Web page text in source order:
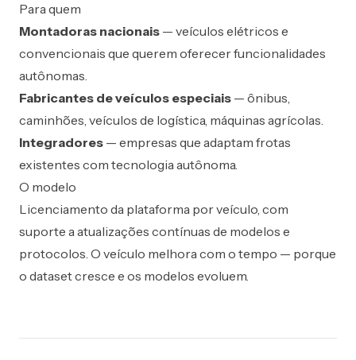
Para quem
Montadoras nacionais — veículos elétricos e
convencionais que querem oferecer funcionalidades
autônomas.
Fabricantes de veículos especiais — ônibus,
caminhões, veículos de logística, máquinas agrícolas.
Integradores — empresas que adaptam frotas
existentes com tecnologia autônoma.
O modelo
Licenciamento da plataforma por veículo, com
suporte a atualizações contínuas de modelos e
protocolos. O veículo melhora com o tempo — porque
o dataset cresce e os modelos evoluem.